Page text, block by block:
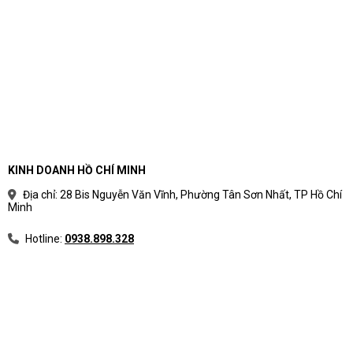
KINH DOANH HỒ CHÍ MINH
Địa chỉ: 28 Bis Nguyễn Văn Vĩnh, Phường Tân Sơn Nhất, TP Hồ Chí
Minh
Hotline: 0938.898.328